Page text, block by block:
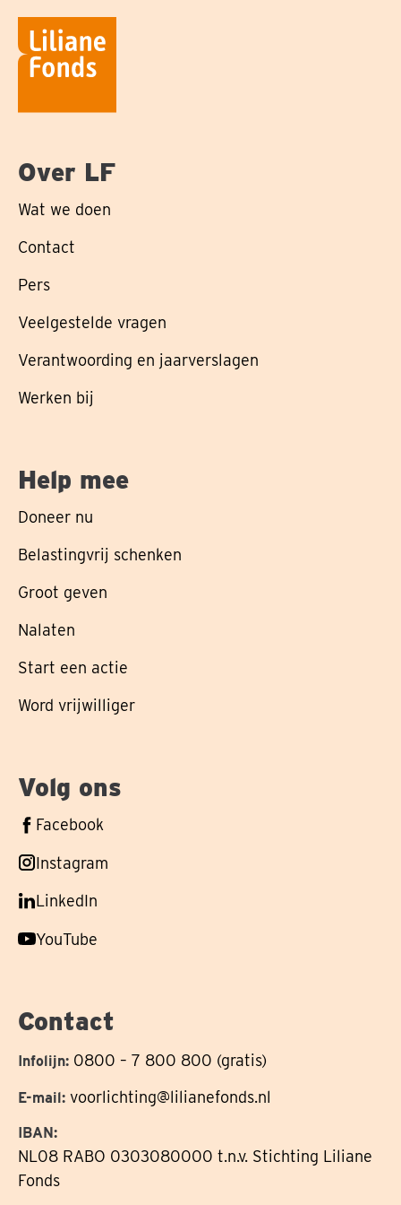
Over LF
Wat we doen
Contact
Pers
Veelgestelde vragen
Verantwoording en jaarverslagen
Werken bij
Help mee
Doneer nu
Belastingvrij schenken
Groot geven
Nalaten
Start een actie
Word vrijwilliger
Volg ons
Volg
op
Facebook
Volg
op
Instagram
Volg
op
LinkedIn
Volg
YouTube
Contact
Infolijn: 0800 – 7 800 800 (gratis)
E-mail: voorlichting@lilianefonds.nl
IBAN:
NL08 RABO 0303080000 t.n.v. Stichting Liliane
Fonds